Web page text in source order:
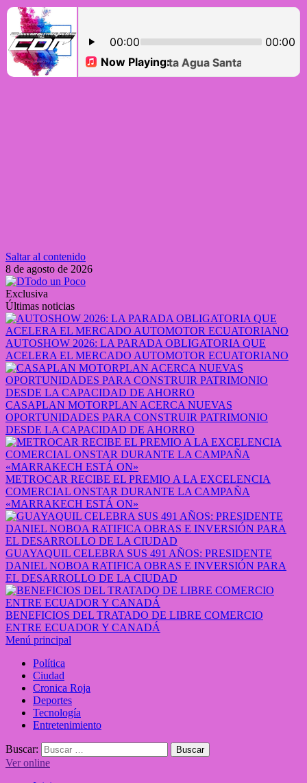
Saltar al contenido
8 de agosto de 2026
Exclusiva
Últimas noticias
AUTOSHOW 2026: LA PARADA OBLIGATORIA QUE
ACELERA EL MERCADO AUTOMOTOR ECUATORIANO
CASAPLAN MOTORPLAN ACERCA NUEVAS
OPORTUNIDADES PARA CONSTRUIR PATRIMONIO
DESDE LA CAPACIDAD DE AHORRO
METROCAR RECIBE EL PREMIO A LA EXCELENCIA
COMERCIAL ONSTAR DURANTE LA CAMPAÑA
«MARRAKECH ESTÁ ON»
GUAYAQUIL CELEBRA SUS 491 AÑOS: PRESIDENTE
DANIEL NOBOA RATIFICA OBRAS E INVERSIÓN PARA
EL DESARROLLO DE LA CIUDAD
BENEFICIOS DEL TRATADO DE LIBRE COMERCIO
ENTRE ECUADOR Y CANADÁ
Menú principal
Política
Ciudad
Cronica Roja
Deportes
Tecnología
Entretenimiento
Buscar:
Ver online